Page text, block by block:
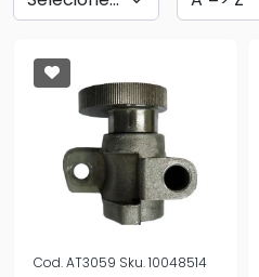
Cod.AT3059 Sku.10048514